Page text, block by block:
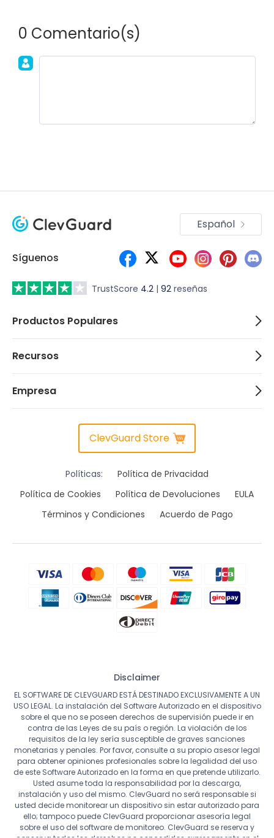
0 Comentario(s)
TrustScore 4.2 | 92 reseñas
Síguenos
Español
Productos Populares
Recursos
Empresa
ClevGuard Store
Políticas:
Política de Privacidad
Política de Cookies
Política de Devoluciones
EULA
Términos y Condiciones
Acuerdo de Pago
Disclaimer
EL SOFTWARE DE CLEVGUARD ESTÁ DESTINADO EXCLUSIVAMENTE A UN
USO LEGAL. La instalación del Software Autorizado en el dispositivo
sobre el que no se poseen derechos de supervisión puede ir en
contra de las Leyes de su país o región. La violación de los
requisitos de la ley sería susceptible de graves sanciones
monetarias y penales. Por favor, consulte a su propio asesor legal
para obtener opiniones profesionales sobre la legalidad del uso
de este Software Autorizado en la forma en que pretende utilizarlo.
Usted asume toda la responsabilidad por la descarga,
instalación y uso del mismo. ClevGuard no será responsable si
usted decide monitorear un dispositivo sin estar autorizado para
ello; tampoco puede ClevGuard proporcionar asesoría legal
sobre el uso del software de monitoreo. ClevGuard se reserva y